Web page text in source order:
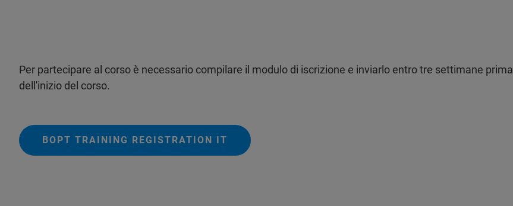
Per partecipare al corso è necessario compilare il modulo di iscrizione e inviarlo entro tre settimane prima
dell'inizio del corso.
BOPT TRAINING REGISTRATION IT